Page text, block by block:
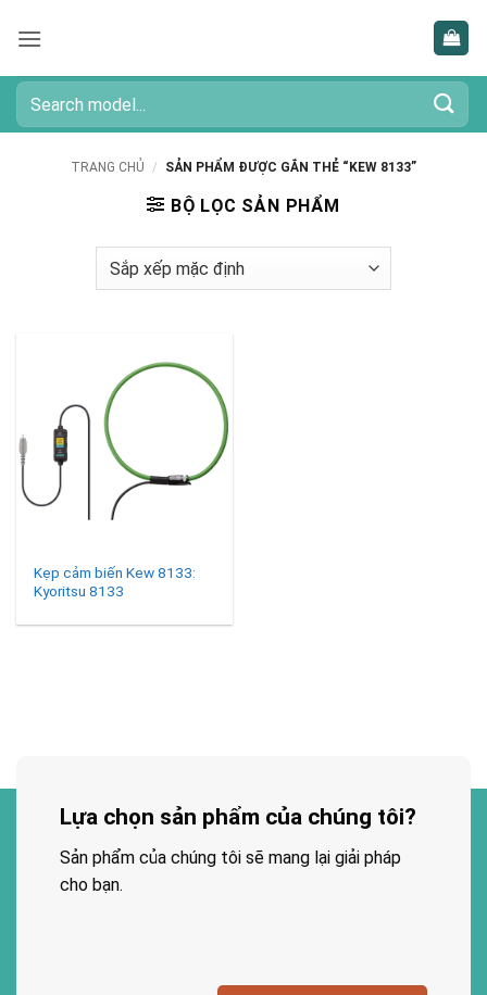
qua
dung
Tìm
kiếm:
TRANG CHỦ / SẢN PHẨM ĐƯỢC GẮN THẺ “KEW 8133”
BỘ LỌC SẢN PHẨM
Kẹp cảm biến Kew 8133:
Kyoritsu 8133
Lựa chọn sản phẩm của chúng tôi?
Sản phẩm của chúng tôi sẽ mang lại giải pháp
cho bạn.